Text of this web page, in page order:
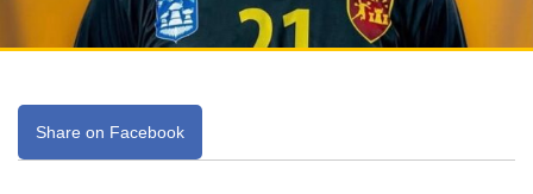
Share on Facebook